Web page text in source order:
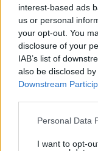
interest-based ads
us or personal
your opt-out. You
disclosure of your
IAB’s list of
also be disclosed
Downstream
Please note that
not limited to your
Personal Data
I want to opt-
Kim Kardashian
που μοιράστηκαν
τους
πριν 26 λεπτά
Πώς πρέπει να
πριν 26 λεπτά
Αχινός: Όλα όσα